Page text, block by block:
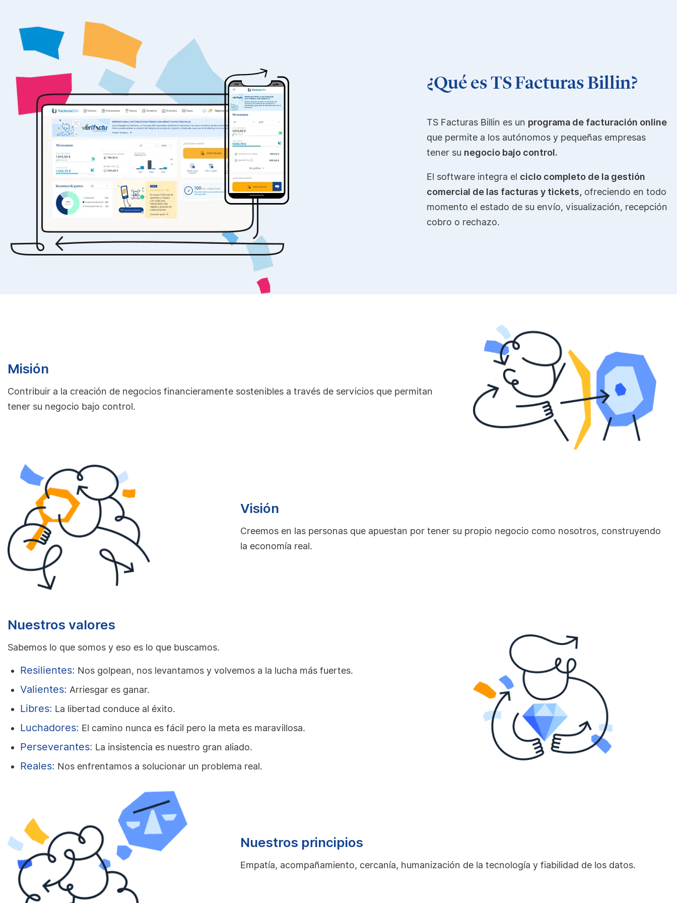
¿Qué es TS Facturas Billin?
TS Facturas Billin es un programa de facturación online
que permite a los autónomos y pequeñas empresas
tener su negocio bajo control.
El software integra el ciclo completo de la gestión
comercial de las facturas y tickets, ofreciendo en todo
momento el estado de su envío, visualización, recepción
cobro o rechazo.
Misión
Contribuir a la creación de negocios financieramente sostenibles a través de servicios que permitan
tener su negocio bajo control.
Visión
Creemos en las personas que apuestan por tener su propio negocio como nosotros, construyendo
la economía real.
Nuestros valores
Sabemos lo que somos y eso es lo que buscamos.
Resilientes: Nos golpean, nos levantamos y volvemos a la lucha más fuertes.
Valientes: Arriesgar es ganar.
Libres: La libertad conduce al éxito.
Luchadores: El camino nunca es fácil pero la meta es maravillosa.
Perseverantes: La insistencia es nuestro gran aliado.
Reales: Nos enfrentamos a solucionar un problema real.
Nuestros principios
Empatía, acompañamiento, cercanía, humanización de la tecnología y fiabilidad de los datos.